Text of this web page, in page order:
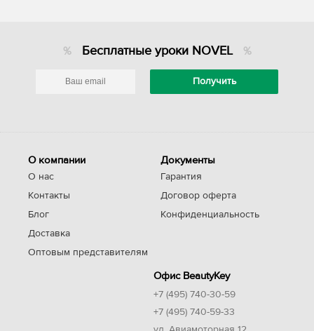
Бесплатные уроки NOVEL
О компании
О нас
Контакты
Блог
Доставка
Оптовым представителям
Документы
Гарантия
Договор оферта
Конфиденциальность
Офис BeautyKey
+7 (495) 740-30-59
+7 (495) 740-59-33